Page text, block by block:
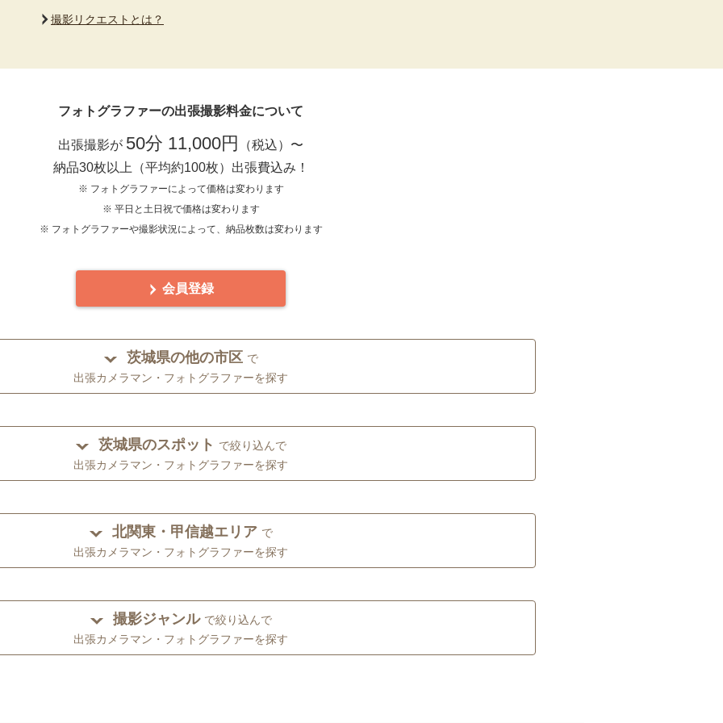
撮影リクエストとは？
フォトグラファーの出張撮影料金について
出張撮影が 50分 11,000円
（税込）〜
納品30枚以上（平均約100枚）出張費込み！
※ フォトグラファーによって価格は変わります
※ 平日と土日祝で価格は変わります
※ フォトグラファーや撮影状況によって、納品枚数は変わります
会員登録
茨城県の他の市区 で
出張カメラマン・フォトグラファーを探す
茨城県のスポット で絞り込んで
出張カメラマン・フォトグラファーを探す
北関東・甲信越エリア で
出張カメラマン・フォトグラファーを探す
撮影ジャンル で絞り込んで
出張カメラマン・フォトグラファーを探す